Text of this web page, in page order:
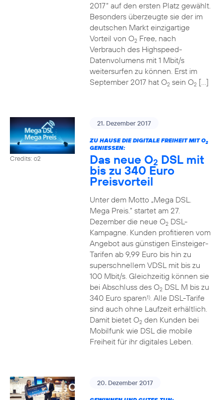
2017“ auf den ersten Platz gewählt.
Besonders überzeugte sie der im
deutschen Markt einzigartige
Vorteil von O2Free, nach
Verbrauch des Highspeed-
Datenvolumens mit 1 Mbit/s
weitersurfen zu können. Erst im
September 2017 hat O2sein O2[…]
Credits: o2
21. Dezember 2017
ZU HAUSE DIE DIGITALE FREIHEIT MIT O2
GENIESSEN:
Das neue O2 DSL mit
bis zu 340 Euro
Preisvorteil
Unter dem Motto „Mega DSL.
Mega Preis.” startet am 27.
Dezember die neue O2DSL-
Kampagne. Kunden profitieren vom
Angebot aus günstigen Einsteiger-
Tarifen ab 9,99 Euro bis hin zu
superschnellem VDSL mit bis zu
100 Mbit/s. Gleichzeitig können sie
bei Abschluss des O2DSL M bis zu
340 Euro sparen1). Alle DSL-Tarife
sind auch ohne Laufzeit erhältlich.
Damit bietet O2den Kunden bei
Mobilfunk wie DSL die mobile
Freiheit für ihr digitales Leben.
20. Dezember 2017